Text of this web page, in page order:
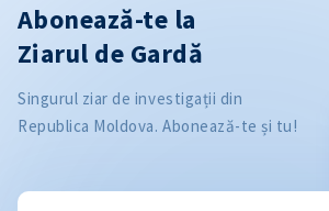
Abonează-te la
Ziarul de Gardă
Singurul ziar de investigații din
Republica Moldova. Abonează-te și tu!